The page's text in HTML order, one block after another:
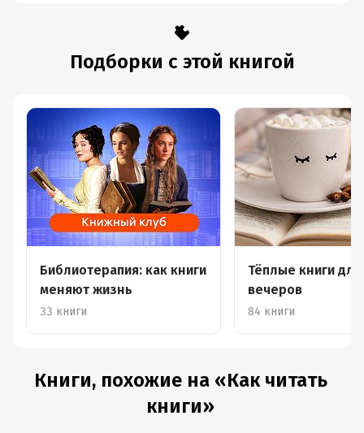
Подборки с этой книгой
Библиотерапия: как книги
меняют жизнь
33 книги
Тёплые книги
вечеров
84 книги
Книги, похожие на «Как читать
книги»